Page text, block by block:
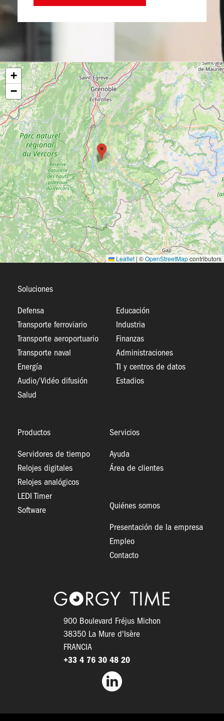
+
−
Leaflet | ©OpenStreetMapcontributors
Soluciones
Defensa
Transporte ferroviario
Transporte aeroportuario
Transporte naval
Energía
Audio/Vidéo difusión
Salud
Educación
Industria
Finanzas
Administraciones
TI y centros de datos
Estadios
Productos
Servidores de tiempo
Relojes digitales
Relojes analógicos
LEDI Timer
Software
Servicios
Ayuda
Área de clientes
Quiénes somos
Presentación de la empresa
Empleo
Contacto
Logo
900 Boulevard Fréjus Michon
38350 La Mure d'Isère
FRANCIA
+33 4 76 30 48 20
Facebook